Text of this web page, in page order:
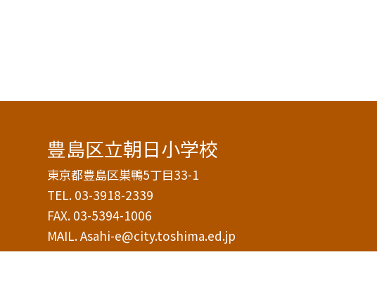
豊島区立朝日小学校
東京都豊島区巣鴨5丁目33-1
TEL. 03-3918-2339
FAX. 03-5394-1006
MAIL. Asahi-e@city.toshima.ed.jp